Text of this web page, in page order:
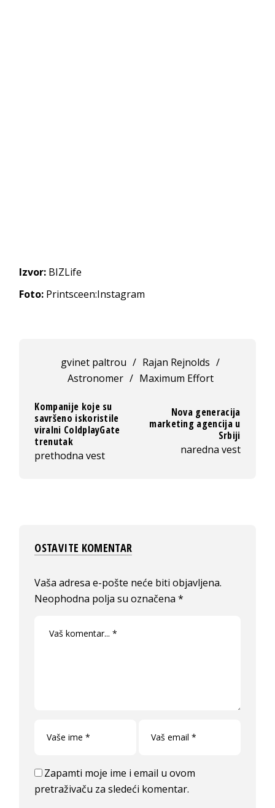
Izvor: BIZLife
Foto: Printsceen:Instagram
gvinet paltrou / Rajan Rejnolds /
Astronomer / Maximum Effort
Kompanije koje su
savršeno iskoristile
viralni ColdplayGate
trenutak
prethodna vest
Nova generacija
marketing agencija u
Srbiji
naredna vest
OSTAVITE KOMENTAR
Vaša adresa e-pošte neće biti objavljena.
Neophodna polja su označena*
Zapamti moje ime i email u ovom
pretraživaču za sledeći komentar.